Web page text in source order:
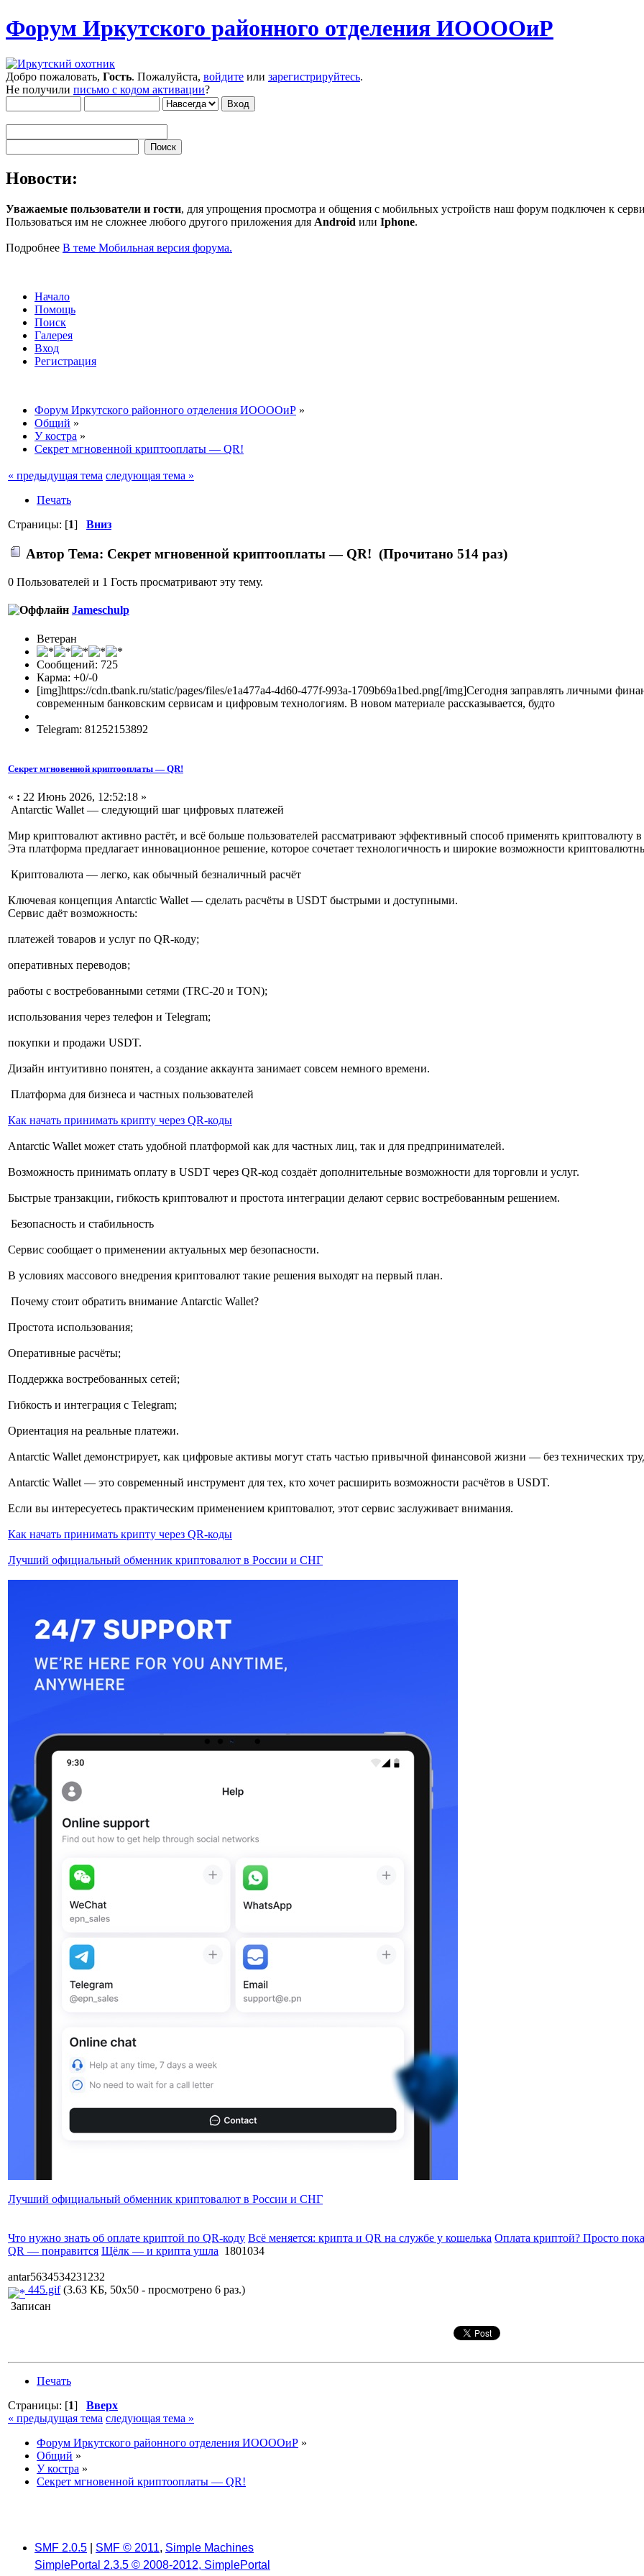
Форум Иркутского районного отделения ИООООиР
Добро пожаловать, Гость. Пожалуйста, войдите или зарегистрируйтесь.
Не получили письмо с кодом активации?
Новости:
Уважаемые пользователи и гости, для упрощения просмотра и общения с мобильных устройств наш форум подключен к
Пользоваться им не сложнее любого другого приложения для Android или Iphone.
Подробнее В теме Мобильная версия форума.
Начало
Помощь
Поиск
Галерея
Вход
Регистрация
Форум Иркутского районного отделения ИООООиР »
Общий »
У костра »
Секрет мгновенной криптооплаты — QR!
« предыдущая тема следующая тема »
Печать
Страницы: [1] Вниз
Автор Тема: Секрет мгновенной криптооплаты — QR! (Прочитано 514 раз)
0 Пользователей и 1 Гость просматривают эту тему.
Jameschulp
Ветеран
Сообщений: 725
Карма: +0/-0
[img]https://cdn.tbank.ru/static/pages/files/e1a477a4-4d60-477f-993a-1709b69a1bed.png[/img]Сегодня заправлять личными
современным банковским сервисам и цифровым технологиям. В новом материале рассказывается, будто
Telegram: 81252153892
Секрет мгновенной криптооплаты — QR!
« : 22 Июнь 2026, 12:52:18 »
Antarctic Wallet — следующий шаг цифровых платежей
Мир криптовалют активно растёт, и всё больше пользователей рассматривают эффективный способ применять криптовалюту
Эта платформа предлагает инновационное решение, которое сочетает технологичность и широкие возможности
Криптовалюта — легко, как обычный безналичный расчёт
Ключевая концепция Antarctic Wallet — сделать расчёты в USDT быстрыми и доступными.
Сервис даёт возможность:
платежей товаров и услуг по QR-коду;
оперативных переводов;
работы с востребованными сетями (TRC-20 и TON);
использования через телефон и Telegram;
покупки и продажи USDT.
Дизайн интуитивно понятен, а создание аккаунта занимает совсем немного времени.
Платформа для бизнеса и частных пользователей
Как начать принимать крипту через QR-коды
Antarctic Wallet может стать удобной платформой как для частных лиц, так и для предпринимателей.
Возможность принимать оплату в USDT через QR-код создаёт дополнительные возможности для торговли и услуг.
Быстрые транзакции, гибкость криптовалют и простота интеграции делают сервис востребованным решением.
Безопасность и стабильность
Сервис сообщает о применении актуальных мер безопасности.
В условиях массового внедрения криптовалют такие решения выходят на первый план.
Почему стоит обратить внимание Antarctic Wallet?
Простота использования;
Оперативные расчёты;
Поддержка востребованных сетей;
Гибкость и интеграция с Telegram;
Ориентация на реальные платежи.
Antarctic Wallet демонстрирует, как цифровые активы могут стать частью привычной финансовой жизни — без технических
Antarctic Wallet — это современный инструмент для тех, кто хочет расширить возможности расчётов в USDT.
Если вы интересуетесь практическим применением криптовалют, этот сервис заслуживает внимания.
Как начать принимать крипту через QR-коды
Лучший официальный обменник криптовалют в России и СНГ
Лучший официальный обменник криптовалют в России и СНГ
Что нужно знать об оплате криптой по QR-коду Всё меняется: крипта и QR на службе у кошелька Оплата криптой? Просто
QR — понравится Щёлк — и крипта ушла 1801034
antar5634534231232
445.gif(3.63 КБ, 50x50 - просмотрено 6 раз.)
Записан
Печать
Страницы: [1] Вверх
« предыдущая тема следующая тема »
Форум Иркутского районного отделения ИООООиР »
Общий »
У костра »
Секрет мгновенной криптооплаты — QR!
SMF 2.0.5 SMF © 2011, Simple Machines
SimplePortal 2.3.5 © 2008-2012, SimplePortal